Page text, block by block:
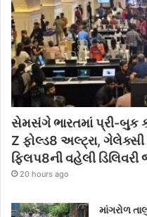
સેમસંગે ભારતમાં પ્રી-બુક
Z ફોલ્ડ8 અલ્ટ્રા,
ફ્લિપ8ની વહેલી ડિલિવરી
20 hours ago
માંગરોળ